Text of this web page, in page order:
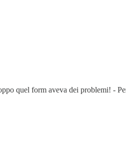
quel form aveva dei problemi! -